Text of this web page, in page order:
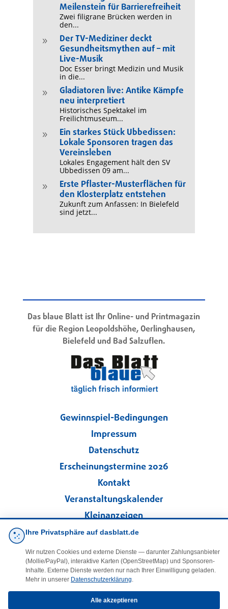
Meilenstein für Barrierefreiheit
Zwei filigrane Brücken werden in
den...
9
Der TV-Mediziner deckt
Gesundheitsmythen auf – mit
Live-Musik
Doc Esser bringt Medizin und Musik
in die...
9
Gladiatoren live: Antike Kämpfe
neu interpretiert
Historisches Spektakel im
Freilichtmuseum...
9
Ein starkes Stück Ubbedissen:
Lokale Sponsoren tragen das
Vereinsleben
Lokales Engagement hält den SV
Ubbedissen 09 am...
9
Erste Pflaster-Musterflächen für
den Klosterplatz entstehen
Zukunft zum Anfassen: In Bielefeld
sind jetzt...
Das blaue Blatt ist Ihr Online- und Printmagazin
für die Region Leopoldshöhe, Oerlinghausen,
Bielefeld und Bad Salzuflen.
Gewinnspiel-Bedingungen
Impressum
Datenschutz
Erscheinungstermine 2026
Kontakt
Veranstaltungskalender
Kleinanzeigen
Folgen Sie uns!
facebook
Ihre Privatsphäre auf dasblatt.de
Wir nutzen Cookies und externe Dienste — darunter Zahlungsanbieter
(Mollie/PayPal), interaktive Karten (OpenStreetMap) und Sponsoren-
Inhalte. Externe Dienste werden nur nach Ihrer Einwilligung geladen.
Mehr in unserer Datenschutzerklärung.
Alle akzeptieren